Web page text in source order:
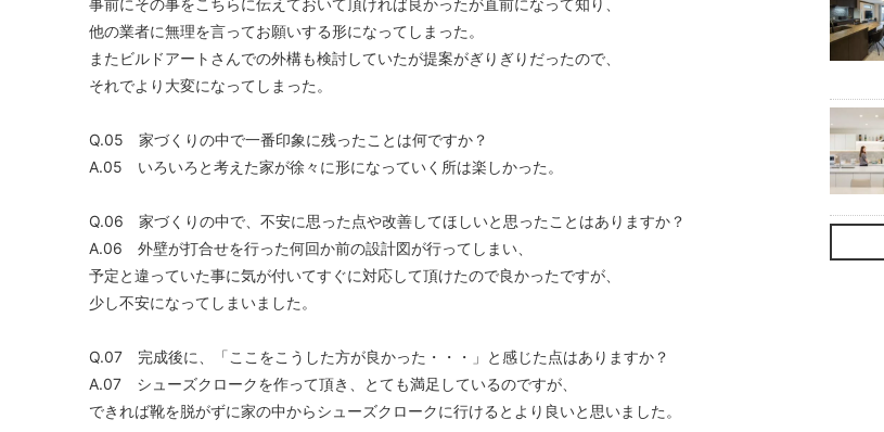
事前にその事をこちらに伝えておいて頂ければ良かったが直前になって知り、
他の業者に無理を言ってお願いする形になってしまった。
またビルドアートさんでの外構も検討していたが提案がぎりぎりだったので、
それでより大変になってしまった。
Q.05 家づくりの中で一番印象に残ったことは何ですか？
A.05 いろいろと考えた家が徐々に形になっていく所は楽しかった。
Q.06 家づくりの中で、不安に思った点や改善してほしいと思ったことはありますか？
A.06 外壁が打合せを行った何回か前の設計図が行ってしまい、
予定と違っていた事に気が付いてすぐに対応して頂けたので良かったですが、
少し不安になってしまいました。
Q.07 完成後に、「ここをこうした方が良かった・・・」と感じた点はありますか？
A.07 シューズクロークを作って頂き、とても満足しているのですが、
できれば靴を脱がずに家の中からシューズクロークに行けるとより良いと思いました。